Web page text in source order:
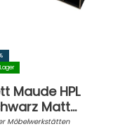
Maude HPL
Matt
Mit
Möbelwerkstätten